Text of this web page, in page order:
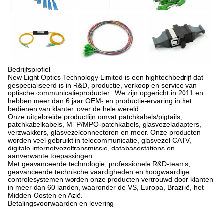
Bedrijfsprofiel
New Light Optics Technology Limited is een hightechbedrijf dat
gespecialiseerd is in R&D, productie, verkoop en service van
optische communicatieproducten. We zijn opgericht in 2011 en
hebben meer dan 6 jaar OEM- en productie-ervaring in het
bedienen van klanten over de hele wereld.
Onze uitgebreide productlijn omvat patchkabels/pigtails,
patchkabelkabels, MTP/MPO-patchkabels, glasvezeladapters,
verzwakkers, glasvezelconnectoren en meer. Onze producten
worden veel gebruikt in telecommunicatie, glasvezel CATV,
digitale internetvezeltransmissie, databasestations en
aanverwante toepassingen.
Met geavanceerde technologie, professionele R&D-teams,
geavanceerde technische vaardigheden en hoogwaardige
controlesystemen worden onze producten vertrouwd door klanten
in meer dan 60 landen, waaronder de VS, Europa, Brazilië, het
Midden-Oosten en Azië.
Betalingsvoorwaarden en levering